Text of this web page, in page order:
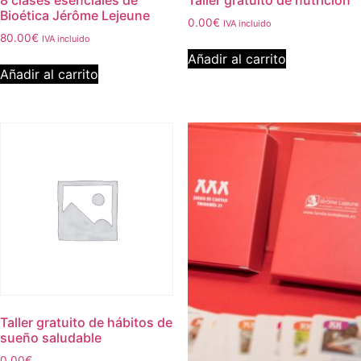
Bioética Jérôme Lejeune
80.00€ IVA incluido
Añadir al carrito
0.00€ IVA incluido
Añadir al carrito
Taller gratuito de hábitos de
sueño saludable